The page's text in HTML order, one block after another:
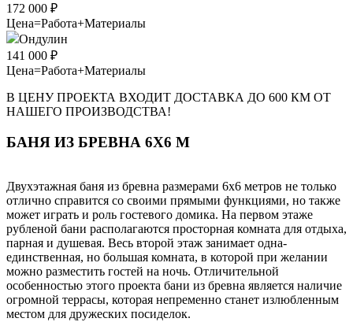
172 000 ₽
Цена=Работа+Материалы
Ондулин
141 000 ₽
Цена=Работа+Материалы
В ЦЕНУ ПРОЕКТА ВХОДИТ ДОСТАВКА ДО 600 КМ ОТ
НАШЕГО ПРОИЗВОДСТВА!
БАНЯ ИЗ БРЕВНА 6Х6 М
Двухэтажная баня из бревна размерами 6х6 метров не только
отлично справится со своими прямыми функциями, но также
может играть и роль гостевого домика. На первом этаже
рубленой бани располагаются просторная комната для отдыха,
парная и душевая. Весь второй этаж занимает одна-
единственная, но большая комната, в которой при желании
можно разместить гостей на ночь. Отличительной
особенностью этого проекта бани из бревна является наличие
огромной террасы, которая непременно станет излюбленным
местом для дружеских посиделок.